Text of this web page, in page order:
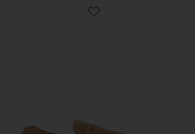
Favorite ЛОУФЕРЫ DANNA